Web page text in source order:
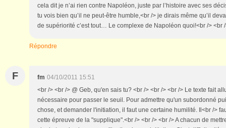
cela dit je n’ai rien contre Napoléon, juste par l’histoire avec ses
tu vois bien qu’il ne peut-être humble,<br /> je dirais même qu’il
de supériorité c’est tout… Le complexe de Napoléon quoi!<br /> <br
Répondre
F fm 04/10/2011 15:51
<br /> <br /> @ Geb, qu'en sais tu? <br /> <br /> <br /> Le texte fait
nécessaire pour passer le seuil. Pour admettre qu'un subordonné
chose, et demander l'initiation, il faut une certaine humilité. Il<br />
cette épreuve de la "supplique".<br /> <br /> <br /> A chacun de